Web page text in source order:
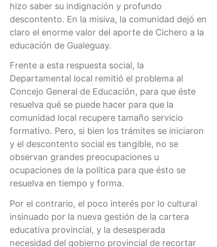
hizo saber su indignación y profundo
descontento. En la misiva, la comunidad dejó en
claro el enorme valor del aporte de Cichero a la
educación de Gualeguay.
Frente a esta respuesta social, la
Departamental local remitió el problema al
Concejo General de Educación, para que éste
resuelva qué se puede hacer para que la
comunidad local recupere tamaño servicio
formativo. Pero, si bien los trámites se iniciaron
y el descontento social es tangible, no se
observan grandes preocupaciones u
ocupaciones de la política para que ésto se
resuelva en tiempo y forma.
Por el contrario, el poco interés por lo cultural
insinuado por la nueva gestión de la cartera
educativa provincial, y la desesperada
necesidad del gobierno provincial de recortar